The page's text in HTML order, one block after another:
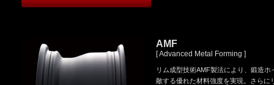
AMF
[ Advanced Metal Forming ]
リム成型技術AMF製法により、鍛造ホ
敵する優れた材料強度を実現。さらに